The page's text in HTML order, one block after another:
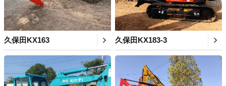
久保田KX163 久保田KX183-3